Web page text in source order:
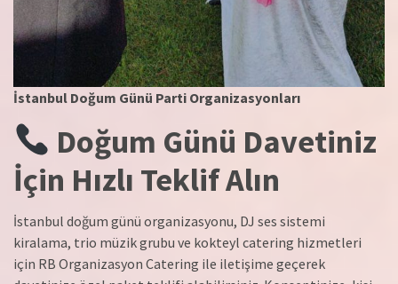
İstanbul Doğum Günü Parti Organizasyonları
Doğum Günü Davetiniz
İçin Hızlı Teklif Alın
İstanbul doğum günü organizasyonu, DJ ses sistemi
kiralama, trio müzik grubu ve kokteyl catering hizmetleri
için RB Organizasyon Catering ile iletişime geçerek